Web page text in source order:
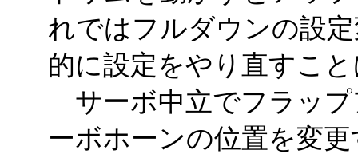
れではフルダウンの設
的に設定をやり直すこ
サーボ中立でフラッ
ーボホーンの位置を変